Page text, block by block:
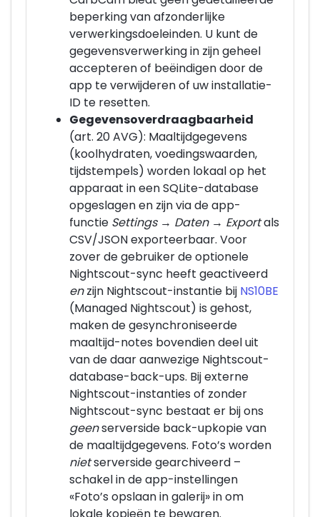
beperking van afzonderlijke
verwerkingsdoeleinden. U kunt de
gegevensverwerking in zijn geheel
accepteren of beëindigen door de
app te verwijderen of uw installatie-
ID te resetten.
Gegevensoverdraagbaarheid
(art. 20 AVG): Maaltijdgegevens
(koolhydraten, voedingswaarden,
tijdstempels) worden lokaal op het
apparaat in een SQLite-database
opgeslagen en zijn via de app-
functie Settings → Daten → Exportals
CSV/JSON exporteerbaar. Voor
zover de gebruiker de optionele
Nightscout-sync heeft geactiveerd
enzijn Nightscout-instantie bij NS10BE
(Managed Nightscout) is gehost,
maken de gesynchroniseerde
maaltijd-notes bovendien deel uit
van de daar aanwezige Nightscout-
database-back-ups. Bij externe
Nightscout-instanties of zonder
Nightscout-sync bestaat er bij ons
geenserverside back-upkopie van
de maaltijdgegevens. Foto’s worden
nietserverside gearchiveerd –
schakel in de app-instellingen
«Foto’s opslaan in galerij» in om